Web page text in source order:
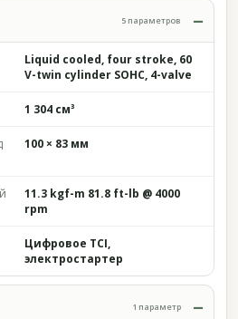
5 параметров
Liquid cooled, four stroke, 60
V-twin cylinder SOHC, 4-valve
1 304 см³
100 × 83 мм
11.3 kgf-m 81.8 ft-lb @ 4000
rpm
Цифровое TCI,
электростартер
1 параметр